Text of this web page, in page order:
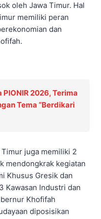
oleh Jawa Timur. Hal
memiliki peran
dan
PIONIR 2026, Terima
Tema “Berdikari
juga memiliki 2
mendongkrak kegiatan
Khusus Gresik dan
Kawasan Industri dan
Khofifah
diposisikan